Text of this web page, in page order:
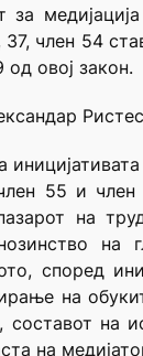
за
37, член 54
овој закон.
55 и член
на
на
според
на
составот на
на